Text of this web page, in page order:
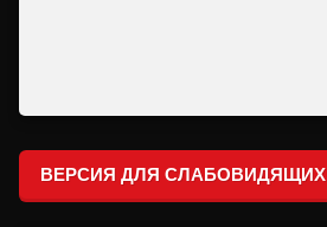
ВЕРСИЯ ДЛЯ СЛАБОВИДЯЩИХ